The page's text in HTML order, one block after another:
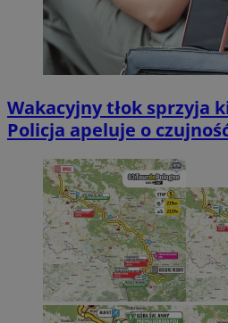
Wakacyjny tłok sprzyja
Policja apeluje o